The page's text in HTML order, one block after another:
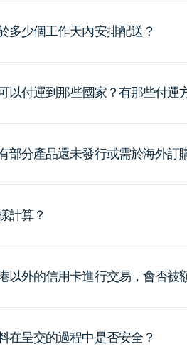
多少個工作天內安排配送？
以付運到那些國家？有那些付運
部分產品還未發行或需於海外訂
計算？
以外的信用卡進行交易，會否被
在呈交的過程中是否安全？